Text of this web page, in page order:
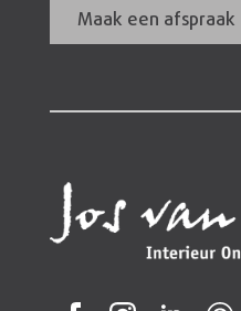
Maak een afspraak